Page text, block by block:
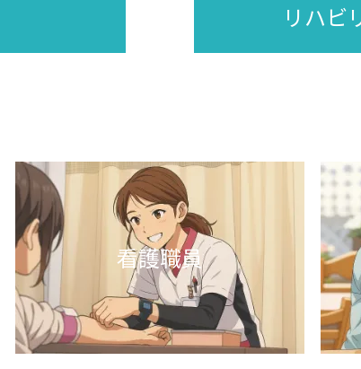
薬剤師
者）
医療事務
入
リハビ
看護職員